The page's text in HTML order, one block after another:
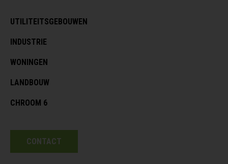
UTILITEITSGEBOUWEN
INDUSTRIE
WONINGEN
LANDBOUW
CHROOM 6
CONTACT